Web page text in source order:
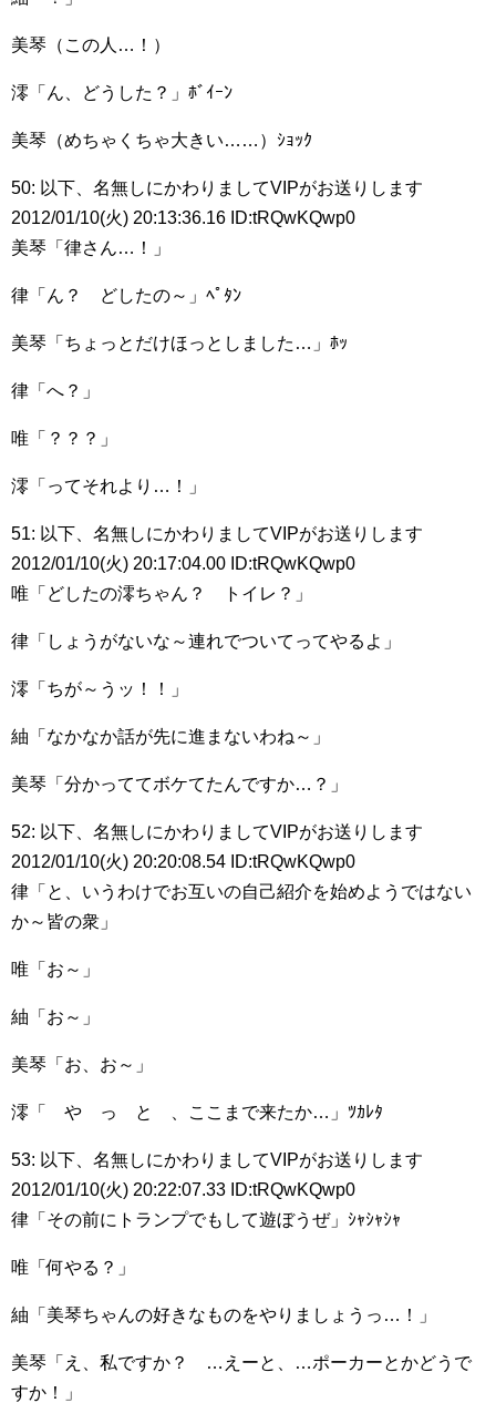
美琴（この人…！）
澪「ん、どうした？」ﾎﾞｲｰﾝ
美琴（めちゃくちゃ大きい……）ｼｮｯｸ
50: 以下、名無しにかわりましてVIPがお送りします
2012/01/10(火) 20:13:36.16 ID:tRQwKQwp0
美琴「律さん…！」
律「ん？ どしたの～」ﾍﾟﾀﾝ
美琴「ちょっとだけほっとしました…」ﾎｯ
律「へ？」
唯「？？？」
澪「ってそれより…！」
51: 以下、名無しにかわりましてVIPがお送りします
2012/01/10(火) 20:17:04.00 ID:tRQwKQwp0
唯「どしたの澪ちゃん？ トイレ？」
律「しょうがないな～連れでついてってやるよ」
澪「ちが～うッ！！」
紬「なかなか話が先に進まないわね～」
美琴「分かっててボケてたんですか…？」
52: 以下、名無しにかわりましてVIPがお送りします
2012/01/10(火) 20:20:08.54 ID:tRQwKQwp0
律「と、いうわけでお互いの自己紹介を始めようではない
か～皆の衆」
唯「お～」
紬「お～」
美琴「お、お～」
澪「 や っ と 、ここまで来たか…」ﾂｶﾚﾀ
53: 以下、名無しにかわりましてVIPがお送りします
2012/01/10(火) 20:22:07.33 ID:tRQwKQwp0
律「その前にトランプでもして遊ぼうぜ」ｼｬｼｬｼｬ
唯「何やる？」
紬「美琴ちゃんの好きなものをやりましょうっ…！」
美琴「え、私ですか？ …えーと、…ポーカーとかどうで
すか！」